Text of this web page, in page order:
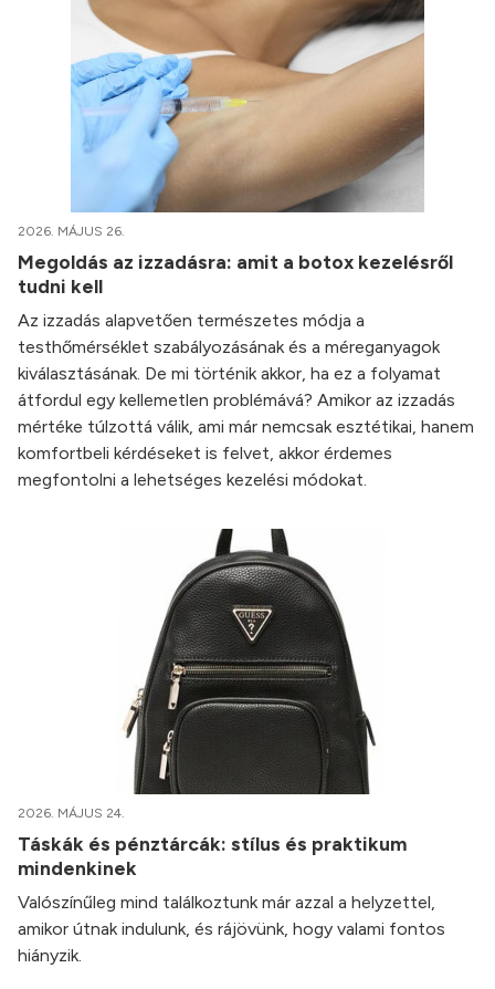
2026. MÁJUS 26.
Megoldás az izzadásra: amit a botox kezelésről
tudni kell
Az izzadás alapvetően természetes módja a
testhőmérséklet szabályozásának és a méreganyagok
kiválasztásának. De mi történik akkor, ha ez a folyamat
átfordul egy kellemetlen problémává? Amikor az izzadás
mértéke túlzottá válik, ami már nemcsak esztétikai, hanem
komfortbeli kérdéseket is felvet, akkor érdemes
megfontolni a lehetséges kezelési módokat.
2026. MÁJUS 24.
Táskák és pénztárcák: stílus és praktikum
mindenkinek
Valószínűleg mind találkoztunk már azzal a helyzettel,
amikor útnak indulunk, és rájövünk, hogy valami fontos
hiányzik.